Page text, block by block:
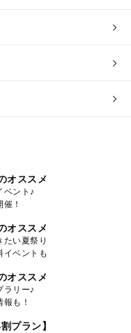
オススメ
ベント♪
！
オススメ
たい夏祭り
イベントも
オススメ
ラリー♪
も！
プラン】